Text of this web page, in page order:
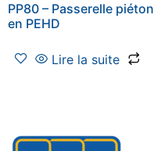
PP80 – Passerelle piéton
en PEHD
Lire la suite